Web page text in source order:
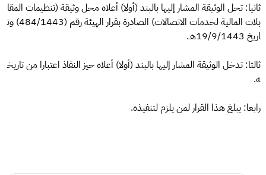
ثانيا: تحل الوثيقة المشار إليها بالبند (أولا) أعلاه محل وثيقة (تنظيمات المقا
بلات المالية لخدمات الاتصالات) الصادرة بقرار الهيئة رقم (484/1443) وت
اريخ 19/9/1443هـ.
ثالثا: تدخل الوثيقة المشار إليها بالبند (أولا) أعلاه حيز النفاذ اعتبارا من تاريخ
ه.
رابعا: يبلغ هذا القرار لمن يلزم لتنفيذه.